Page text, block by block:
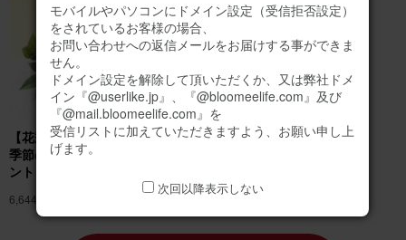
【花瓶不要】バラのみ
季節のお花アレンジメ
ント
6,644円
バラのブーケ（20
11,090円(税込)
モバイルやパソコンにドメイン設定（受信拒否設定）
をされているお客様の場合、
お問い合わせへの返信メールをお届けする事ができま
せん。
ドメイン設定を解除して頂いただくか、又は弊社ドメ
イン『@userlike.jp』、『@bloomeelife.com』及び
『@mail.bloomeelife.com』を
受信リストに加えていただきますよう、お願い申し上
げます。
次回以降表示しない